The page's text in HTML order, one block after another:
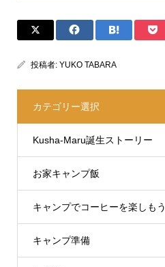
投稿者: YUKO TABARA
カテゴリー選択
Kusha-Maru誕生ストーリー
お家キャンプ飯
キャンプでコーヒーを楽しもう
キャンプ準備